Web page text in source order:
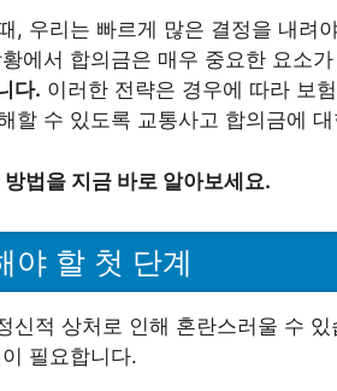
, 우리는 빠르게 많은 결정을 내려
에서 합의금은 매우 중요한 요소
다. 이러한 전략은 경우에 따라 보
할 수 있도록 교통사고 합의금에
법을 지금 바로 알아보세요.
야 할 첫 단계
신적 상처로 인해 혼란스러울 수
필요합니다.